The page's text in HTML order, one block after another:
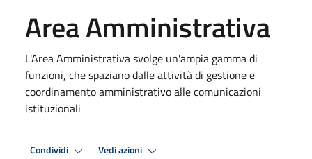
Area Amministrativa
L'Area Amministrativa svolge un'ampia gamma di
funzioni, che spaziano dalle attività di gestione e
coordinamento amministrativo alle comunicazioni
istituzionali
Condividi Vedi azioni